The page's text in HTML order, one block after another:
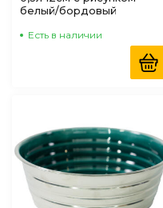
белый/бордовый
Есть в наличии